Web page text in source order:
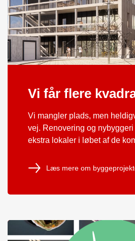
Vi får flere
Vi mangler plads, men
vej. Renovering og
ekstra lokaler i løbet af de
Læs mere om